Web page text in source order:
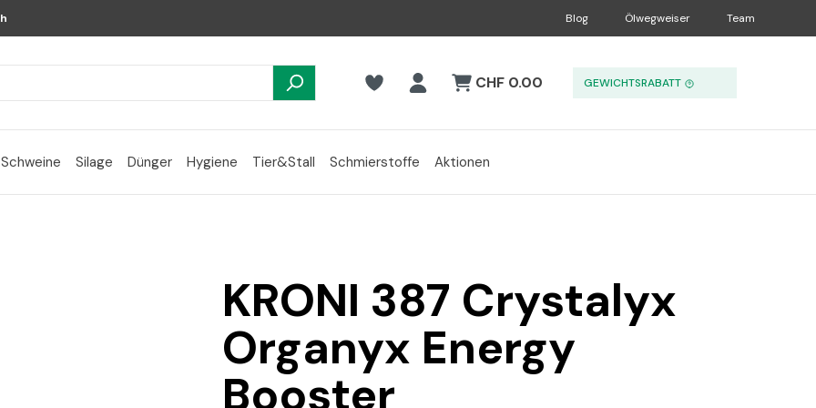
Blog Ölwegweiser Team
CHF 0.00 GEWICHTSRABATT
Schweine Silage Dünger Hygiene Tier&Stall Schmierstoffe Aktionen
KRONI 387 Crystalyx
Organyx Energy
Booster